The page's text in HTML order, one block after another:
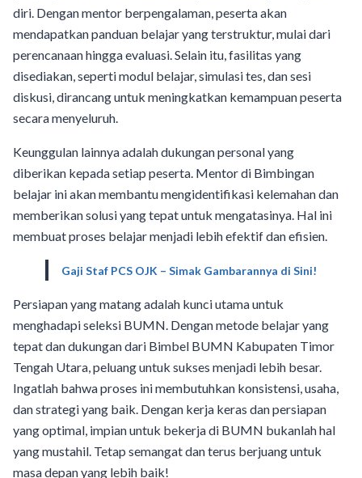
diri. Dengan mentor berpengalaman, peserta akan
mendapatkan panduan belajar yang terstruktur, mulai dari
perencanaan hingga evaluasi. Selain itu, fasilitas yang
disediakan, seperti modul belajar, simulasi tes, dan sesi
diskusi, dirancang untuk meningkatkan kemampuan peserta
secara menyeluruh.
Keunggulan lainnya adalah dukungan personal yang
diberikan kepada setiap peserta. Mentor di Bimbingan
belajar ini akan membantu mengidentifikasi kelemahan dan
memberikan solusi yang tepat untuk mengatasinya. Hal ini
membuat proses belajar menjadi lebih efektif dan efisien.
Gaji Staf PCS OJK – Simak Gambarannya di Sini!
Persiapan yang matang adalah kunci utama untuk
menghadapi seleksi BUMN. Dengan metode belajar yang
tepat dan dukungan dari Bimbel BUMN Kabupaten Timor
Tengah Utara, peluang untuk sukses menjadi lebih besar.
Ingatlah bahwa proses ini membutuhkan konsistensi, usaha,
dan strategi yang baik. Dengan kerja keras dan persiapan
yang optimal, impian untuk bekerja di BUMN bukanlah hal
yang mustahil. Tetap semangat dan terus berjuang untuk
masa depan yang lebih baik!